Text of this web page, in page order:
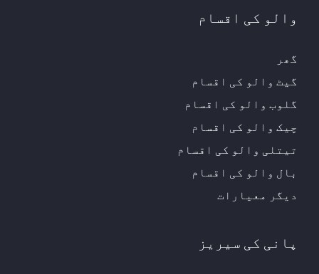
والو کی اقسام
گھر
گیٹ والو کی اقسام
گلوب والو کی اقسام
چیک والو کی اقسام
تیتلی والو کی اقسام
بال والو کی اقسام
دیگر معیارات
پانی کی سیریز